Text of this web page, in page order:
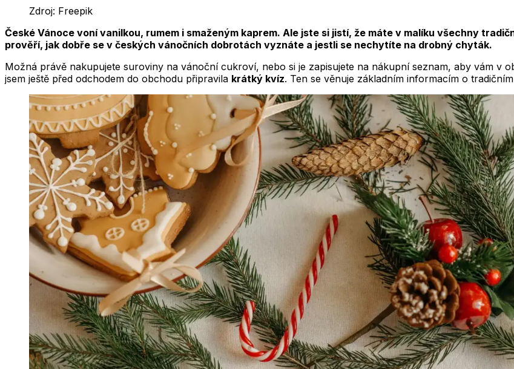
Zdroj: Freepik
České Vánoce voní vanilkou, rumem i smaženým kaprem. Ale jste si jistí, že máte v malíku všechny
prověří, jak dobře se v českých vánočních dobrotách vyznáte a jestli se nechytíte na drobný chyták.
Možná právě nakupujete suroviny na vánoční cukroví, nebo si je zapisujete na nákupní seznam, aby vám v
jsem ještě před odchodem do obchodu připravila krátký kvíz. Ten se věnuje základním informacím o